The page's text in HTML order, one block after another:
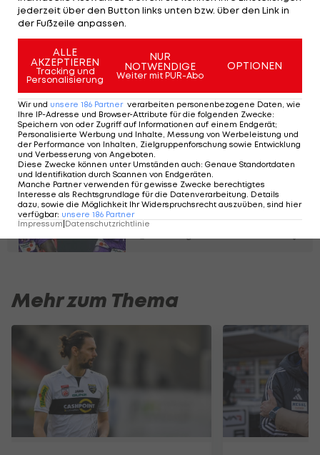
Ligaspiel jeweils eine Sperre absitzen mussten,
sind in Linz wieder dabei.
Zwei Koreaner in Wien:
"Das Mindset ist
anders"
Reportage
Austria Wien zieht
Option bei
Leistungsträger
Mehr zum Thema
jederzeit über den Button links unten bzw. über den Link in
der Fußzeile anpassen.
ALLE
AKZEPTIEREN
Tracking und
Personalisierung
NUR
NOTWENDIGE
Weiter mit PUR-Abo
OPTIONEN
Wir und unsere 186 Partner verarbeiten personenbezogene Daten, wie
Ihre IP-Adresse und Browser-Attribute für die folgenden Zwecke:
Speichern von oder Zugriff auf Informationen auf einem Endgerät;
Personalisierte Werbung und Inhalte, Messung von Werbeleistung und
der Performance von Inhalten, Zielgruppenforschung sowie Entwicklung
und Verbesserung von Angeboten
Diese Zwecke können unter Umständen auch: Genaue Standortdaten
und Identifikation durch Scannen von Endgeräten
Manche Partner verwenden für gewisse Zwecke berechtigtes
Interesse als Rechtsgrundlage für die Datenverarbeitung. Details
dazu, sowie die Möglichkeit Ihr Widerspruchsrecht auszuüben, sind hier
verfügbar: unsere 186 Partner
Impressum|Datenschutzrichtlinie